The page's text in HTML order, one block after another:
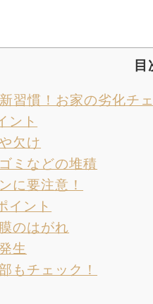
目
習慣！お家の劣化チ
ント
欠け
ミなどの堆積
に要注意！
イント
のはがれ
生
もチェック！